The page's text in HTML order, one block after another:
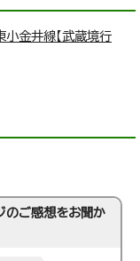
金井線【武蔵境行
のご感想をお聞か